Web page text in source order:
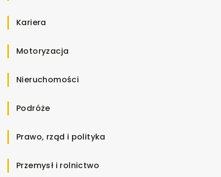
Kariera
Motoryzacja
Nieruchomości
Podróże
Prawo, rząd i polityka
Przemysł i rolnictwo